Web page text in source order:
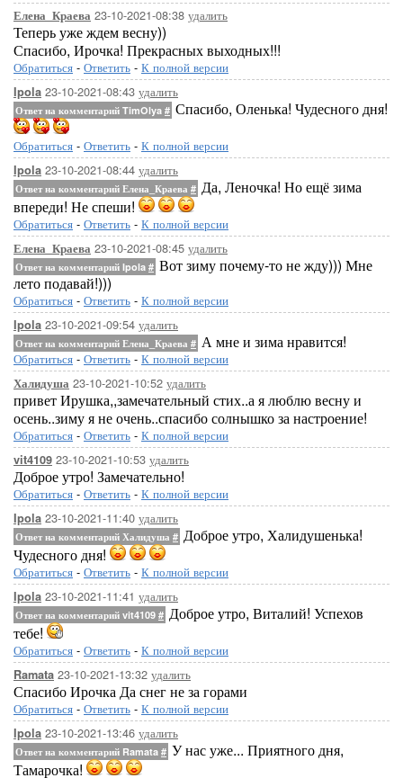
Елена_Краева 23-10-2021-08:38 удалить
Теперь уже ждем весну))
Спасибо, Ирочка! Прекрасных выходных!!!
Обратиться - Ответить - К полной версии
Ipola 23-10-2021-08:43 удалить
Ответ на комментарий TimOlya # Спасибо, Оленька! Чудесного дня!
Обратиться - Ответить - К полной версии
Ipola 23-10-2021-08:44 удалить
Ответ на комментарий Елена_Краева # Да, Леночка! Но ещё зима
впереди! Не спеши!
Обратиться - Ответить - К полной версии
Елена_Краева 23-10-2021-08:45 удалить
Ответ на комментарий Ipola # Вот зиму почему-то не жду))) Мне
лето подавай!)))
Обратиться - Ответить - К полной версии
Ipola 23-10-2021-09:54 удалить
Ответ на комментарий Елена_Краева # А мне и зима нравится!
Обратиться - Ответить - К полной версии
Халидуша 23-10-2021-10:52 удалить
привет Ирушка,,замечательный стих..а я люблю весну и
осень..зиму я не очень..спасибо солнышко за настроение!
Обратиться - Ответить - К полной версии
vit4109 23-10-2021-10:53 удалить
Доброе утро! Замечательно!
Обратиться - Ответить - К полной версии
Ipola 23-10-2021-11:40 удалить
Ответ на комментарий Халидуша # Доброе утро, Халидушенька!
Чудесного дня!
Обратиться - Ответить - К полной версии
Ipola 23-10-2021-11:41 удалить
Ответ на комментарий vit4109 # Доброе утро, Виталий! Успехов
тебе!
Обратиться - Ответить - К полной версии
Ramata 23-10-2021-13:32 удалить
Спасибо Ирочка Да снег не за горами
Обратиться - Ответить - К полной версии
Ipola 23-10-2021-13:46 удалить
Ответ на комментарий Ramata # У нас уже... Приятного дня,
Тамарочка!